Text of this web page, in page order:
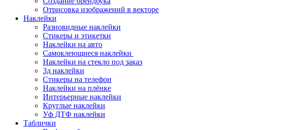
Отрисовка изображений в векторе
Наклейки
Разновидные наклейки
Стикеры и этикетки
Наклейки на авто
Самоклеющиеся наклейки
Наклейки на стекло под заказ
3д наклейки
Cтикеры на телефон
Наклейки на плёнке
Интерьерные наклейки
Круглые наклейки
Уф ДТФ наклейки
Таблички